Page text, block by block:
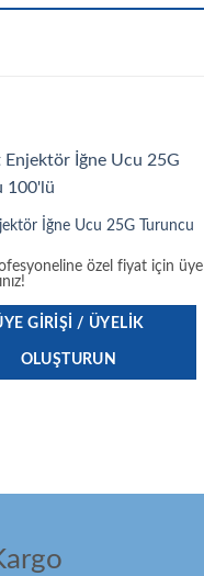
İğne Ucu 25G Turuncu
özel fiyat için üye
GIRIŞI / ÜYELIK
OLUŞTURUN